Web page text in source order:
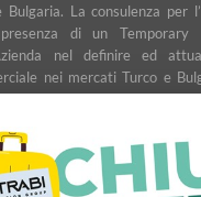
La consulenza per
di un Temporary
nel definire ed
nei mercati Turco e
stabile e duraturo.